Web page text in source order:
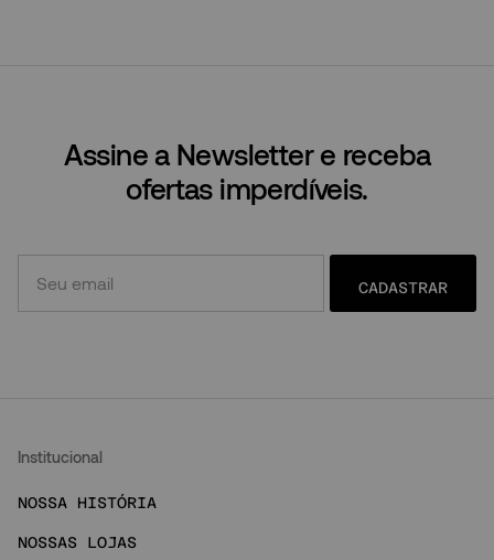
Assine a Newsletter e receba
ofertas imperdíveis.
CADASTRAR
Institucional
NOSSA HISTÓRIA
NOSSAS LOJAS